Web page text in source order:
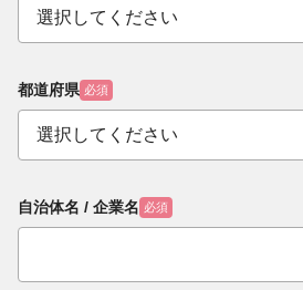
都道府県 必須
自治体名 / 企業名 必須